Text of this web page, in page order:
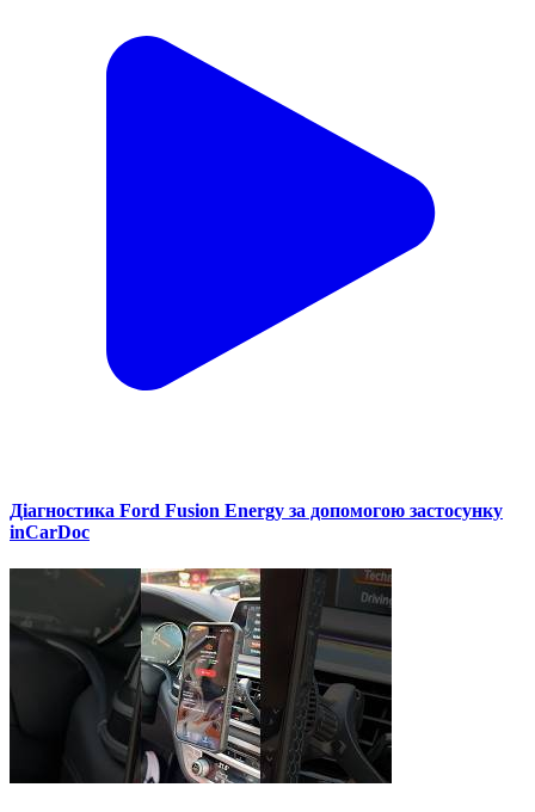
Діагностика Ford Fusion Energy за допомогою застосунку
inCarDoc